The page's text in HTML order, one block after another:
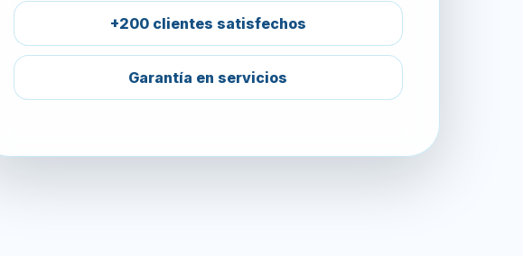
+200 clientes satisfechos
Garantía en servicios